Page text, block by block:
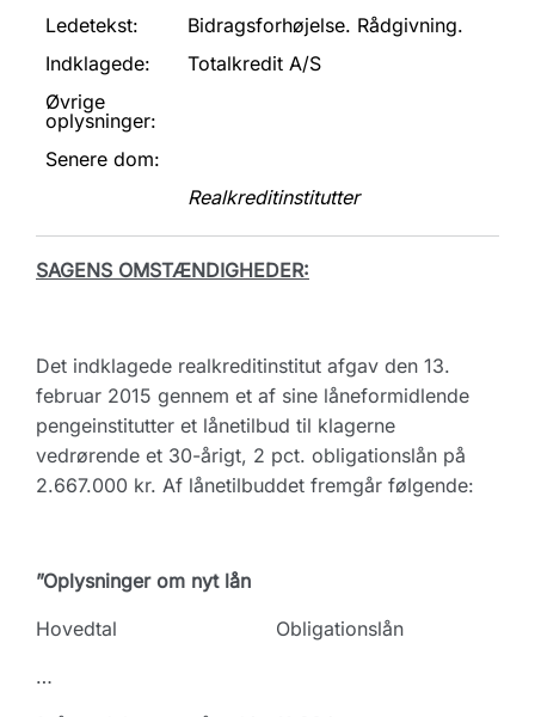
Ledetekst:
Bidragsforhøjelse. Rådgivning.
Indklagede:
Totalkredit A/S
Øvrige
oplysninger:
Senere dom:
Realkreditinstitutter
SAGENS OMSTÆNDIGHEDER:
Det indklagede realkreditinstitut afgav den 13.
februar 2015 gennem et af sine låneformidlende
pengeinstitutter et lånetilbud til klagerne
vedrørende et 30-årigt, 2 pct. obligationslån på
2.667.000 kr. Af lånetilbuddet fremgår følgende:
”Oplysninger om nyt lån
Hovedtal
Obligationslån
…